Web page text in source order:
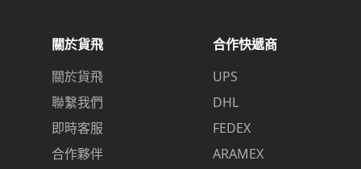
關於貨飛
關於貨飛
聯繫我們
即時客服
合作夥伴
合作快遞商
UPS
DHL
FEDEX
ARAMEX